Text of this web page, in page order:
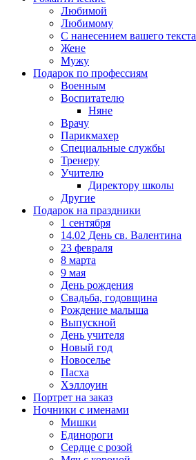
Любимой
Любимому
С нанесением вашего текста
Жене
Мужу
Подарок по профессиям
Военным
Воспитателю
Няне
Врачу
Парикмахер
Специальные службы
Тренеру
Учителю
Директору школы
Другие
Подарок на праздники
1 сентября
14.02 День св. Валентина
23 февраля
8 марта
9 мая
День рождения
Свадьба, годовщина
Рождение малыша
Выпускной
День учителя
Новый год
Новоселье
Пасха
Хэллоуин
Портрет на заказ
Ночники с именами
Мишки
Единороги
Сердце с розой